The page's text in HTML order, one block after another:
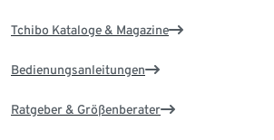
Tchibo Kataloge & Magazine
Bedienungsanleitungen
Ratgeber & Größenberater